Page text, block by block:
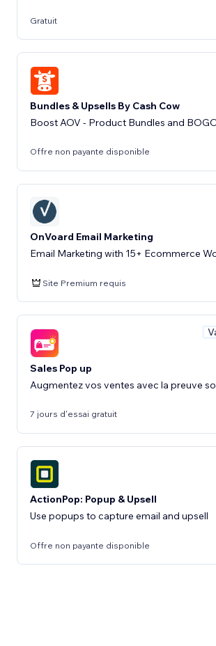
Gratuit
Bundles & Upsells By Cash Cow
Boost AOV - Product Bundles and
Offre non payante disponible
OnVoard Email Marketing
Email Marketing with 15+ Ecommerce
Site Premium requis
Sales Pop up
Augmentez vos ventes avec la preuve
7 jours d'essai gratuit
ActionPop: Popup & Upsell
Use popups to capture email and upsell
Offre non payante disponible